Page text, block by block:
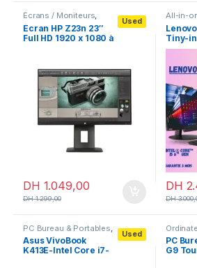
Used
Écrans / Moniteurs,
Moniteurs standards
Écran HP Z23n 23″
Full HD 1920 x 1080 à
DH 1.049,00
DH1.299,00
All-in-
Tiny-
6Th
DH
DH
Used
PC Bureau & Portables
PC Portables
Ultrabooks
Asus VivoBook
K413E-Intel Core i7-
Bureau
PC
G9